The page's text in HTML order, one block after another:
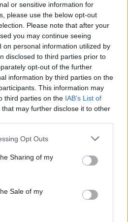
or sensitive information for
please use the below opt-out
Please note that after your
you may continue seeing
on personal information utilized by
disclosed to third parties prior to
opt-out of the further
information by third parties on the
This information may
third parties on the IAB’s List of
that may further disclose it to other
app uses one or more Google
behaviour. You may click to
and its third-party tags to
purposes in below Google
Opt Outs
Sharing of my
Sale of my